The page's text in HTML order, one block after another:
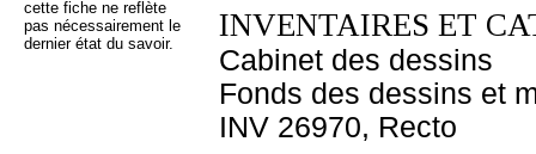
cette fiche ne reflète
pas nécessairement le
dernier état du savoir.
INVENTAIRES ET
Cabinet des dessins
Fonds des dessins et
INV 26970, Recto